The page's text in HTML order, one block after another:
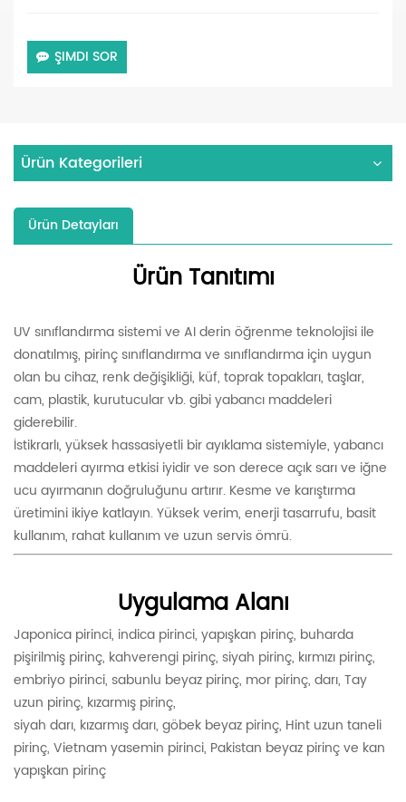
ŞIMDI SOR
Ürün Kategorileri
Ürün Detayları
Ürün Tanıtımı
UV sınıflandırma sistemi ve AI derin öğrenme teknolojisi ile
donatılmış, pirinç sınıflandırma ve sınıflandırma için uygun
olan bu cihaz, renk değişikliği, küf, toprak topakları, taşlar,
cam, plastik, kurutucular vb. gibi yabancı maddeleri
giderebilir.
İstikrarlı, yüksek hassasiyetli bir ayıklama sistemiyle, yabancı
maddeleri ayırma etkisi iyidir ve son derece açık sarı ve iğne
ucu ayırmanın doğruluğunu artırır. Kesme ve karıştırma
üretimini ikiye katlayın. Yüksek verim, enerji tasarrufu, basit
kullanım, rahat kullanım ve uzun servis ömrü.
Uygulama Alanı
Japonica pirinci, indica pirinci, yapışkan pirinç, buharda
pişirilmiş pirinç, kahverengi pirinç, siyah pirinç, kırmızı pirinç,
embriyo pirinci, sabunlu beyaz pirinç, mor pirinç, darı, Tay
uzun pirinç, kızarmış pirinç,
siyah darı, kızarmış darı, göbek beyaz pirinç, Hint uzun taneli
pirinç, Vietnam yasemin pirinci, Pakistan beyaz pirinç ve kan
yapışkan pirinç